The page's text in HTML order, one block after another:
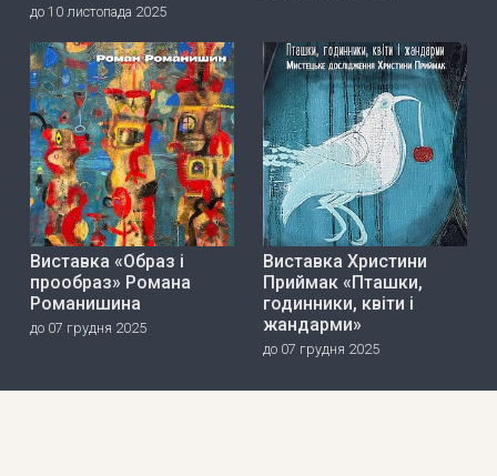
до 10 листопада 2025
Виставка «Образ і
прообраз» Романа
Романишина
до 07 грудня 2025
Виставка Христини
Приймак «Пташки,
годинники, квіти і
жандарми»
до 07 грудня 2025